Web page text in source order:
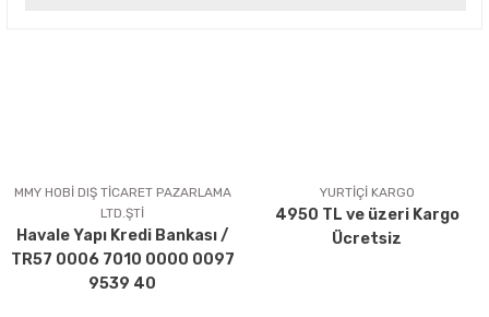
Ürün açıklamasında eksik bilgiler bulunuyor.
Ürün bilgilerinde hatalar bulunuyor.
Ürün fiyatı diğer sitelerden daha pahalı.
Bu ürüne benzer farklı alternatifler olmalı.
MMY HOBİ DIŞ TİCARET PAZARLAMA
LTD.ŞTİ
Havale Yapı Kredi Bankası /
TR57 0006 7010 0000 0097
9539 40
YURTİÇİ KARGO
4950 TL ve üzeri Kargo
Ücretsiz